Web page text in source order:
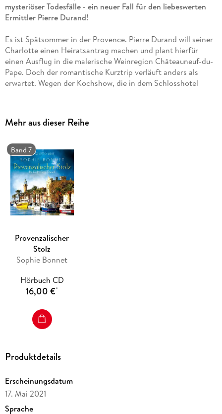
mysteriöser Todesfälle - ein neuer Fall für den liebeswerten
Ermittler Pierre Durand!
Es ist Spätsommer in der Provence. Pierre Durand will seiner
Charlotte einen Heiratsantrag machen und plant hierfür
einen Ausflug in die malerische Weinregion Châteauneuf-du-
Pape. Doch der romantische Kurztrip verläuft anders als
erwartet. Wegen der Kochshow, die in dem Schlosshotel
gekommen ist, unmittelbar vor dem Verkauf seines Weinguts.
ein tragischer Zufall - oder ist jemandem die Veräußerung des
alten Châteaus ein Dorn im Auge? Als eine bekannte
Weinexpertin ihre Teilnahme an der Kochshow kurzfristig
absagt, ahnt niemand, dass Charlotte, die spontan ihren
Platz einnimmt, sich damit in höchste Lebensgefahr begibt . .
1 MP3-CD, 8h 37min Lesung. Gekürzte Ausgabe
Mehr aus dieser Reihe
Band 7
Provenzalischer
Stolz
Sophie Bonnet
Hörbuch CD
16,00 €*
Produktdetails
Erscheinungsdatum
17. Mai 2021
Sprache